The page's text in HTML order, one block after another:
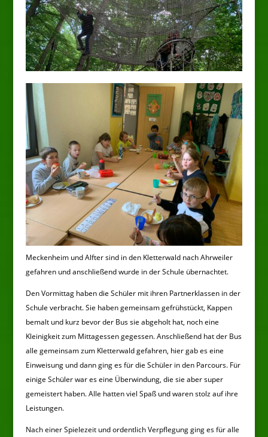
Meckenheim und Alfter sind in den Kletterwald nach Ahrweiler
gefahren und anschließend wurde in der Schule übernachtet.
Den Vormittag haben die Schüler mit ihren Partnerklassen in der
Schule verbracht. Sie haben gemeinsam gefrühstückt, Kappen
bemalt und kurz bevor der Bus sie abgeholt hat, noch eine
Kleinigkeit zum Mittagessen gegessen. Anschließend hat der Bus
alle gemeinsam zum Kletterwald gefahren, hier gab es eine
Einweisung und dann ging es für die Schüler in den Parcours. Für
einige Schüler war es eine Überwindung, die sie aber super
gemeistert haben. Alle hatten viel Spaß und waren stolz auf ihre
Leistungen.
Nach einer Spielezeit und ordentlich Verpflegung ging es für alle